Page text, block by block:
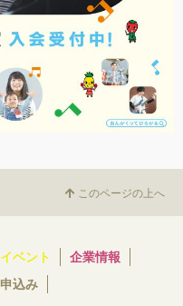
このページの上へ
イベント
企業情報
込み